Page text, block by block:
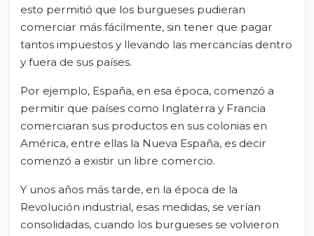
esto permitió que los burgueses pudieran
comerciar más fácilmente, sin tener que pagar
tantos impuestos y llevando las mercancías dentro
y fuera de sus países.
Por ejemplo, España, en esa época, comenzó a
permitir que países como Inglaterra y Francia
comerciaran sus productos en sus colonias en
América, entre ellas la Nueva España, es decir
comenzó a existir un libre comercio.
Y unos años más tarde, en la época de la
Revolución industrial, esas medidas, se verían
consolidadas, cuando los burgueses se volvieron